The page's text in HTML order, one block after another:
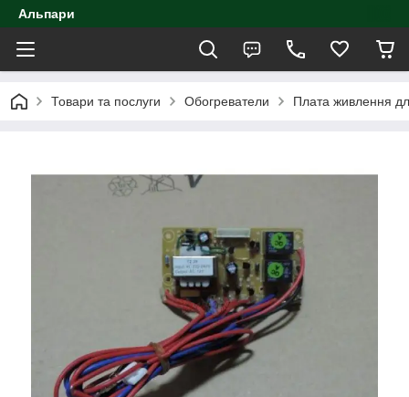
Альпари
Товари та послуги Обогреватели Плата живлення